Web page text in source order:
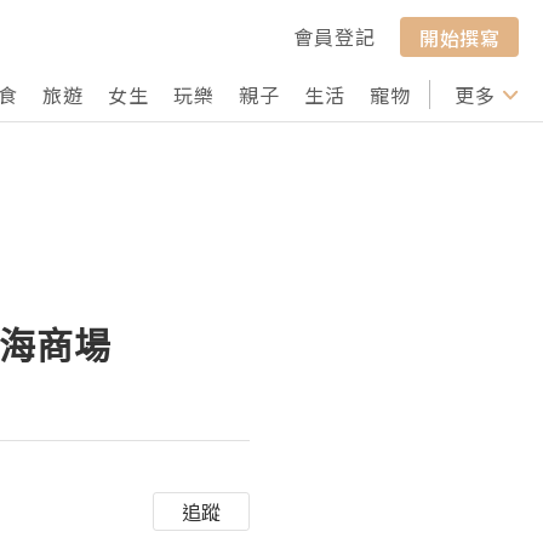
會員登記
開始撰寫
旅遊 女生 玩樂 親子 生活 寵物 行山 打卡
更多
商場
追蹤